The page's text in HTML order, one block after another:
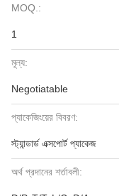
MOQ.:
1
মূল্য:
Negotiatable
প্যাকেজিংয়ের বিবরণ:
স্ট্যান্ডার্ড এক্সপোর্ট প্যাকেজ
অর্থ প্রদানের শর্তাবলী: